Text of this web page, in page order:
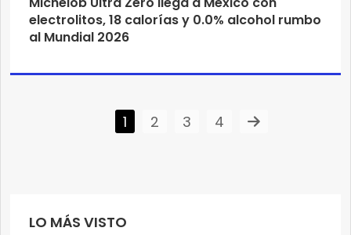
LO MÁS VISTO
electrolitos, 18 calorías y 0.0% alcohol rumbo
al Mundial 2026
1 2 3 4